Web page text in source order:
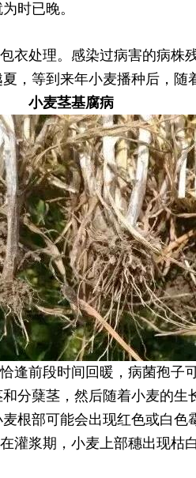
时已晚。
衣处理。感染过病害的病株
，等到来年小麦播种后，随
小麦茎基腐病
逢前段时间回暖，病菌孢子
分蘖茎，然后随着小麦的生
根部可能会出现红色或白色
灌浆期，小麦上部穗出现枯